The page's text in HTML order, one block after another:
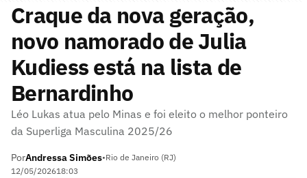
Craque da nova geração,
novo namorado de Julia
Kudiess está na lista de
Bernardinho
Léo Lukas atua pelo Minas e foi eleito o melhor ponteiro
da Superliga Masculina 2025/26
PorAndressa Simões•Rio de Janeiro (RJ)
12/05/202618:03